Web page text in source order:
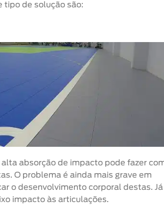
tipo de solução são:
absorção de impacto pode fazer
O problema é ainda mais grave em
o desenvolvimento corporal destas. Já
impacto às articulações.